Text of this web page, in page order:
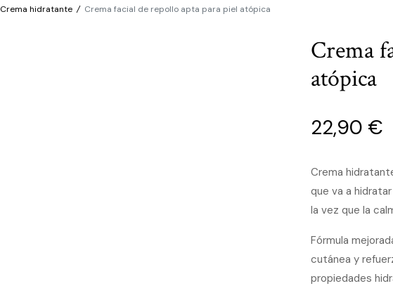
Crema hidratante / Crema facial de repollo apta para piel atópica
Crema
atópica
22,90 €
Crema
que va a
la vez que la
Fórmula
cutánea y
propiedades